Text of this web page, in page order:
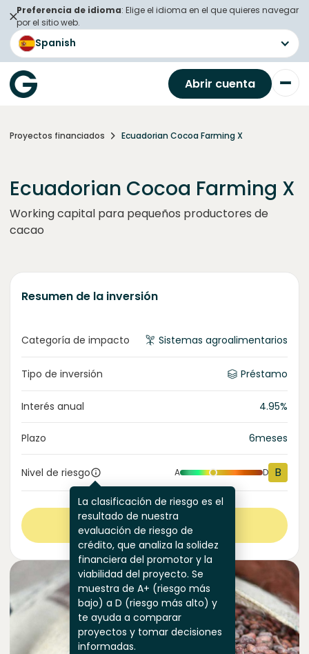
Preferencia de idioma: Elige el idioma en el que quieres navegar
por el sitio web.
Spanish
Abrir cuenta
Proyectos financiados Ecuadorian Cocoa Farming X
Ecuadorian Cocoa Farming X
Working capital para pequeños productores de
cacao
Resumen de la inversión
Categoría de impacto Sistemas agroalimentarios
Tipo de inversión Préstamo
Interés anual 4.95%
Plazo 6meses
Nivel de riesgo
La clasificación de riesgo es el
resultado de nuestra
evaluación de riesgo de
crédito, que analiza la solidez
financiera del promotor y la
viabilidad del proyecto. Se
muestra de A+ (riesgo más
bajo) a D (riesgo más alto) y
te ayuda a comparar
proyectos y tomar decisiones
informadas.
A D B
Ver más